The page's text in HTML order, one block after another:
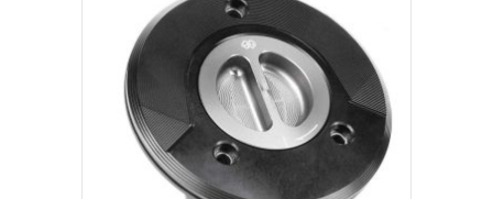
ADD TO CART